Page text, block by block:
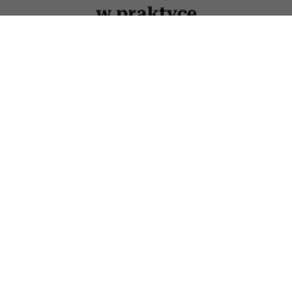
w praktyce